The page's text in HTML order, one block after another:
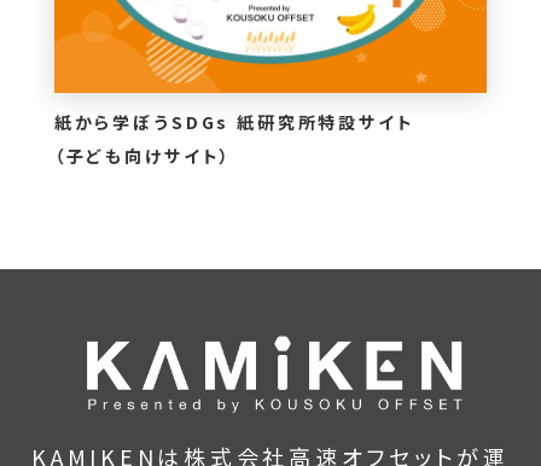
紙から学ぼうSDGs 紙研究所特設サイト
（子ども向けサイト）
KAMIKENは株式会社高速オフセットが運